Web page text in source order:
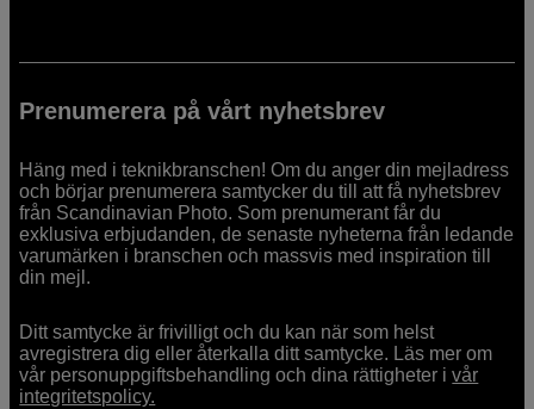
Prenumerera på vårt nyhetsbrev
Häng med i teknikbranschen! Om du anger din mejladress
och börjar prenumerera samtycker du till att få nyhetsbrev
från Scandinavian Photo. Som prenumerant får du
exklusiva erbjudanden, de senaste nyheterna från ledande
varumärken i branschen och massvis med inspiration till
din mejl.
Ditt samtycke är frivilligt och du kan när som helst
avregistrera dig eller återkalla ditt samtycke. Läs mer om
vår personuppgiftsbehandling och dina rättigheter ivår
integritetspolicy.